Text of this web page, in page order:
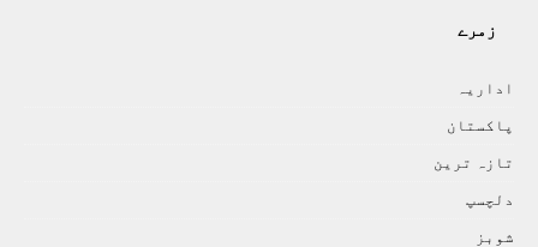
زمرے
اداريہ
پاکستان
تازہ ترين
دلچسپ
شوبز